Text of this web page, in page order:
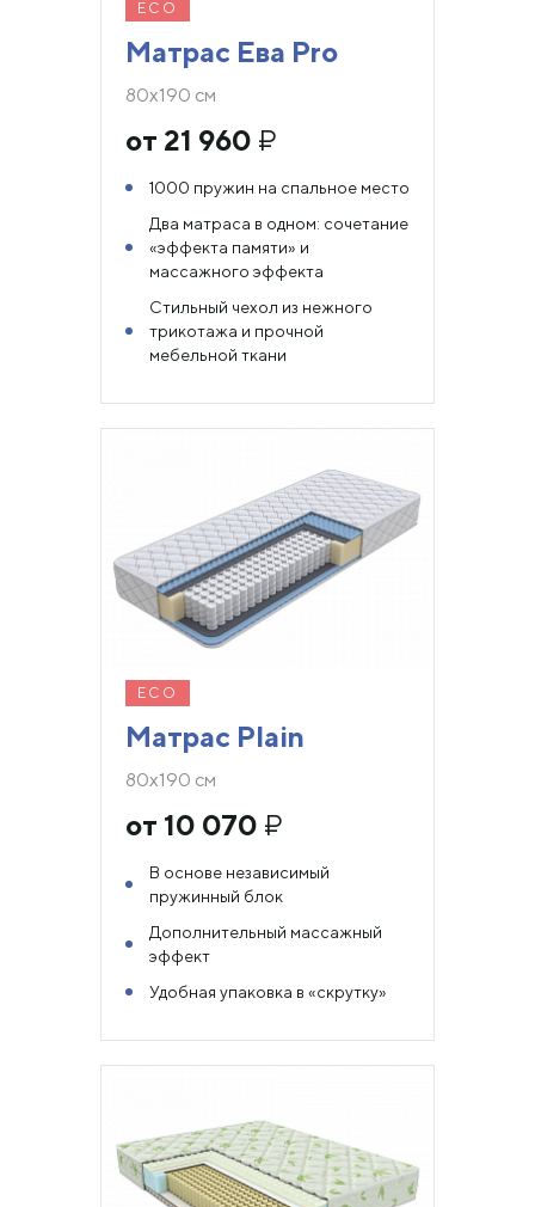
ECO
Матрас Ева Pro
80х190 см
от 21 960 ₽
1000 пружин на спальное место
Два матраса в одном: сочетание
«эффекта памяти» и
массажного эффекта
Стильный чехол из нежного
трикотажа и прочной
мебельной ткани
ECO
Матрас Plain
80х190 см
от 10 070 ₽
В основе независимый
пружинный блок
Дополнительный массажный
эффект
Удобная упаковка в «скрутку»